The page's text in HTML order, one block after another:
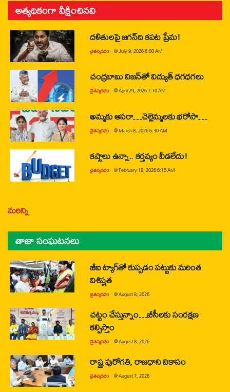
అత్యధికంగా వీక్షించినవి
దళితులపై జగన్‌ది కపట ప్రేమ!
చైతన్యరధం @July 9, 2026 6:00 AM
చంద్రబాబు విజన్‌తో విద్యుత్ ధగధగలు
చైతన్యరధం @April 29, 2026 7:10 AM
అమ్మకు ఆసరా…చెల్లెమ్మలకు భరోసా…
చైతన్యరధం @March 8, 2026 6:30 AM
కష్టాలు ఉన్నా.. కర్తవ్యం వీడలేదు!
చైతన్యరధం @February 18, 2026 6:15 AM
మరిన్ని
తాజా సంఘటనలు
జీఐ ట్యాగ్‌తో కుప్పడం పట్టుకు మరింత
విశిష్టత
చైతన్యరధం @August 8, 2026
చట్టం చేస్తున్నాం…బీసీలకు సంరక్షణ
కల్పిస్తాం
చైతన్యరధం @August 8, 2026
రాష్ట్ర పురోగతి, రాజధాని వికాసం
చైతన్యరధం @August 7, 2026